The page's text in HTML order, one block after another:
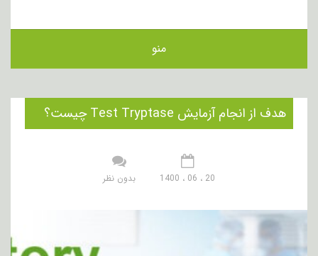
منو
هدف از انجام آزمایش Test Tryptase چیست؟
20 ، 06 ، 1400 بدون نظر